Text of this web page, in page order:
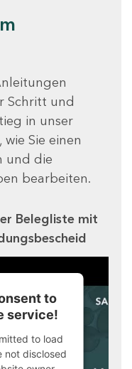
Schritt und
in unser
Sie einen
und die
bearbeiten.
Belegliste mit
to
service!
to load
not disclosed